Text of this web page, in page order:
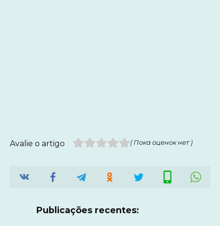
Avalie o artigo ( Пока оценок нет )
Publicações recentes: